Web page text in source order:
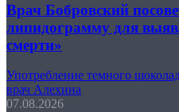
Врач Бобровский
липидограмму для
смерти»
Употребление темного
врач Алехина
07.08.2026